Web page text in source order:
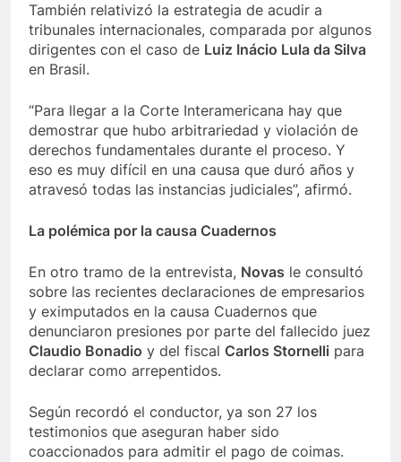
También relativizó la estrategia de acudir a
tribunales internacionales, comparada por algunos
dirigentes con el caso de Luiz Inácio Lula da Silva
en Brasil.
“Para llegar a la Corte Interamericana hay que
demostrar que hubo arbitrariedad y violación de
derechos fundamentales durante el proceso. Y
eso es muy difícil en una causa que duró años y
atravesó todas las instancias judiciales”, afirmó.
La polémica por la causa Cuadernos
En otro tramo de la entrevista, Novas le consultó
sobre las recientes declaraciones de empresarios
y eximputados en la causa Cuadernos que
denunciaron presiones por parte del fallecido juez
Claudio Bonadio y del fiscal Carlos Stornelli para
declarar como arrepentidos.
Según recordó el conductor, ya son 27 los
testimonios que aseguran haber sido
coaccionados para admitir el pago de coimas.